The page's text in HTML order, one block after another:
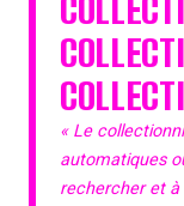
« Le
automatiques
rechercher et à